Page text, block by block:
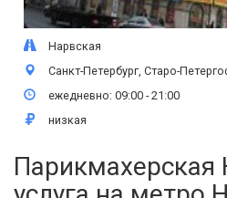
Нарвская
Санкт-Петербург, Старо-
ежедневно: 09:00 - 21:00
низкая
Парикмахерская